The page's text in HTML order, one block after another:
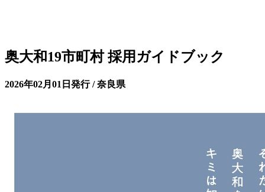
奥大和19市町村 採用ガイドブック
2026年02月01日発行 / 奈良県